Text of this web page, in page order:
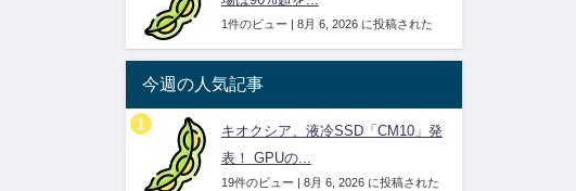
1件のビュー | 8月 6, 2026 に投稿された
今週の人気記事
キオクシア、液冷SSD「CM10」発
表！ GPUの...
19件のビュー | 8月 6, 2026 に投稿された